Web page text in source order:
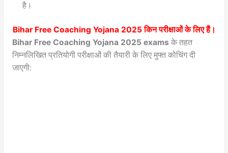
है।
Bihar Free Coaching Yojana 2025 किन परीक्षाओं के लिए हैं।
Bihar Free Coaching Yojana 2025 exams के तहत
निम्नलिखित प्रतियोगी परीक्षाओं की तैयारी के लिए मुफ्त कोचिंग दी
जाएगी: